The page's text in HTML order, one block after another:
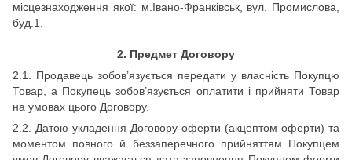
місцезнаходження якої: м.Івано-Франківськ, вул. Промислова,
буд.1.
2. Предмет Договору
2.1. Продавець зобов’язується передати у власність Покупцю
Товар, а Покупець зобов’язується оплатити і прийняти Товар
на умовах цього Договору.
2.2. Датою укладення Договору-оферти (акцептом оферти) та
моментом повного й беззаперечного прийняттям Покупцем